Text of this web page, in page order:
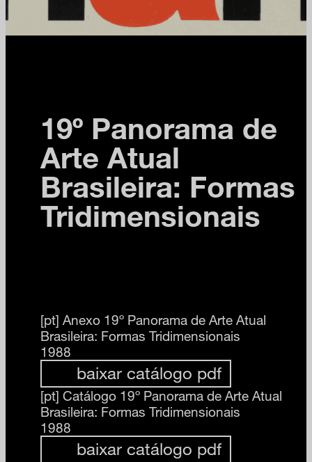
19º Panorama de
Arte Atual
Brasileira: Formas
Tridimensionais
[pt] Anexo 19º Panorama de Arte Atual
Brasileira: Formas Tridimensionais
1988
baixar catálogo pdf
[pt] Catálogo 19º Panorama de Arte Atual
Brasileira: Formas Tridimensionais
1988
baixar catálogo pdf